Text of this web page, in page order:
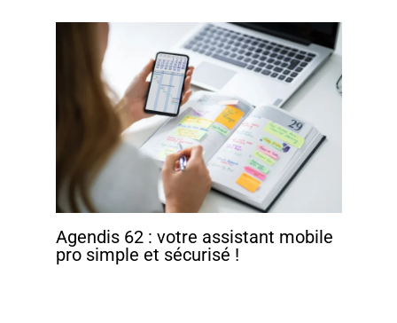
Agendis 62 : votre assistant mobile
pro simple et sécurisé !